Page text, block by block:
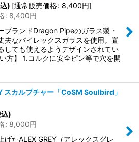
) [通常販売価格: 8,400円]
: 8,400円
ブランドDragon Pipeのガラス製・
夫なパイレックスガラスを使用。置
しても使えるようデザインされてい
方】 1.コルクに安全ピン等で穴を開
スカルプチャー「CoSM Soulbird」
)
: 8,000円
げたALEX GREY（アレックスグレ